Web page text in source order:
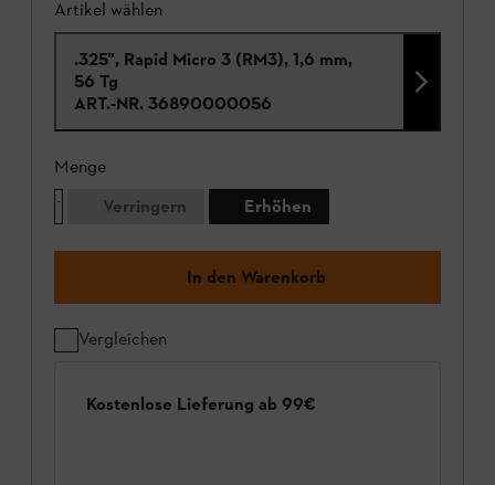
Artikel wählen
.325", Rapid Micro 3 (RM3), 1,6 mm,
56 Tg
ART.-NR. 36890000056
Menge
Verringern
Erhöhen
In den Warenkorb
Vergleichen
Kostenlose Lieferung ab 99€